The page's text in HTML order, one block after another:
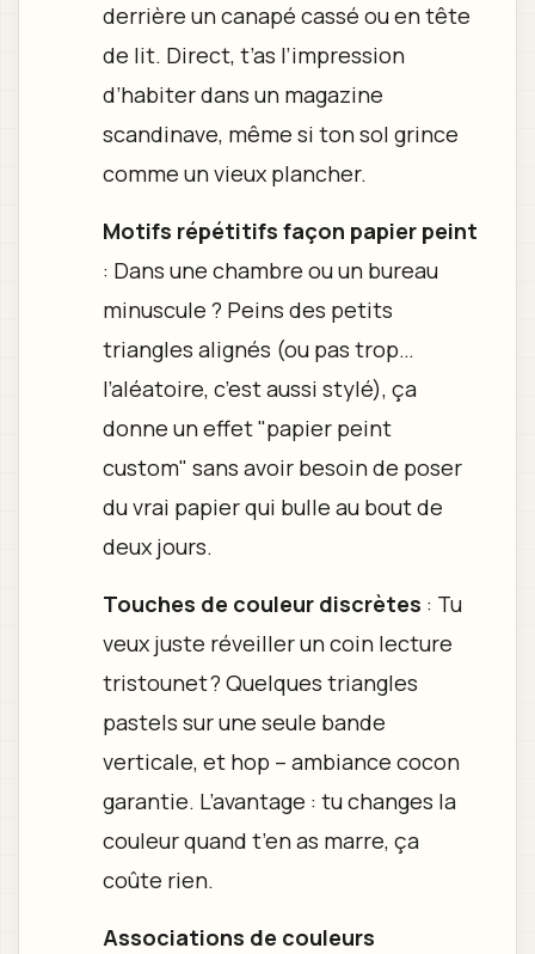
derrière un canapé cassé ou en tête
de lit. Direct, t’as l’impression
d’habiter dans un magazine
scandinave, même si ton sol grince
comme un vieux plancher.
Motifs répétitifs façon papier peint
: Dans une chambre ou un bureau
minuscule ? Peins des petits
triangles alignés (ou pas trop…
l’aléatoire, c’est aussi stylé), ça
donne un effet "papier peint
custom" sans avoir besoin de poser
du vrai papier qui bulle au bout de
deux jours.
Touches de couleur discrètes : Tu
veux juste réveiller un coin lecture
tristounet ? Quelques triangles
pastels sur une seule bande
verticale, et hop – ambiance cocon
garantie. L’avantage : tu changes la
couleur quand t’en as marre, ça
coûte rien.
Associations de couleurs